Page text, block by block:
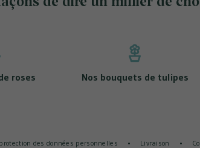
roses Nos bouquets de tulipes
des données personnelles Livraison
en garantissant la conformité avec